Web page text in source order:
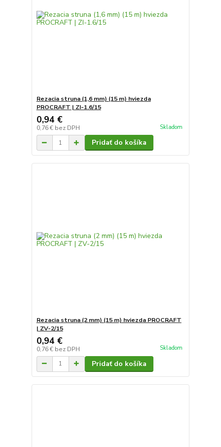
Rezacia struna (1,6 mm) (15 m) hviezda
PROCRAFT | ZI-1.6/15
0,94 €
0,76 € bez DPH Skladom
Pridať do košíka
Rezacia struna (2 mm) (15 m) hviezda PROCRAFT
| ZV-2/15
0,94 €
0,76 € bez DPH Skladom
Pridať do košíka